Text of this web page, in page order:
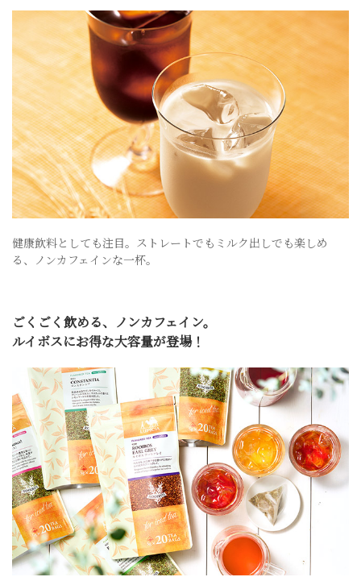
健康飲料としても注目。ストレートでもミルク出しでも楽しめ
る、ノンカフェインな一杯。
ごくごく飲める、ノンカフェイン。
ルイボスにお得な大容量が登場！